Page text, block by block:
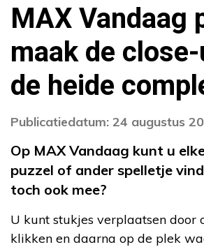
MAX Vandaag
maak de
de heide
Publicatiedatum: 24 augustus
Op MAX Vandaag kunt u
puzzel of ander spelletje
toch ook mee?
U kunt stukjes verplaatsen door
klikken en daarna op de plek